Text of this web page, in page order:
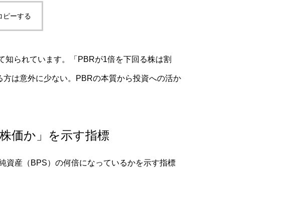
ピーする
られています。「PBRが1倍を下回る株は割
は意外に少ない。PBRの本質から投資への活か
価か」を示す指標
資産（BPS）の何倍になっているかを示す指標